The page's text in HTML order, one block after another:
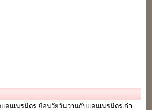
ดนเนรมิตร ย้อนวัยวันวานกับแดนเนรมิตรเก่า